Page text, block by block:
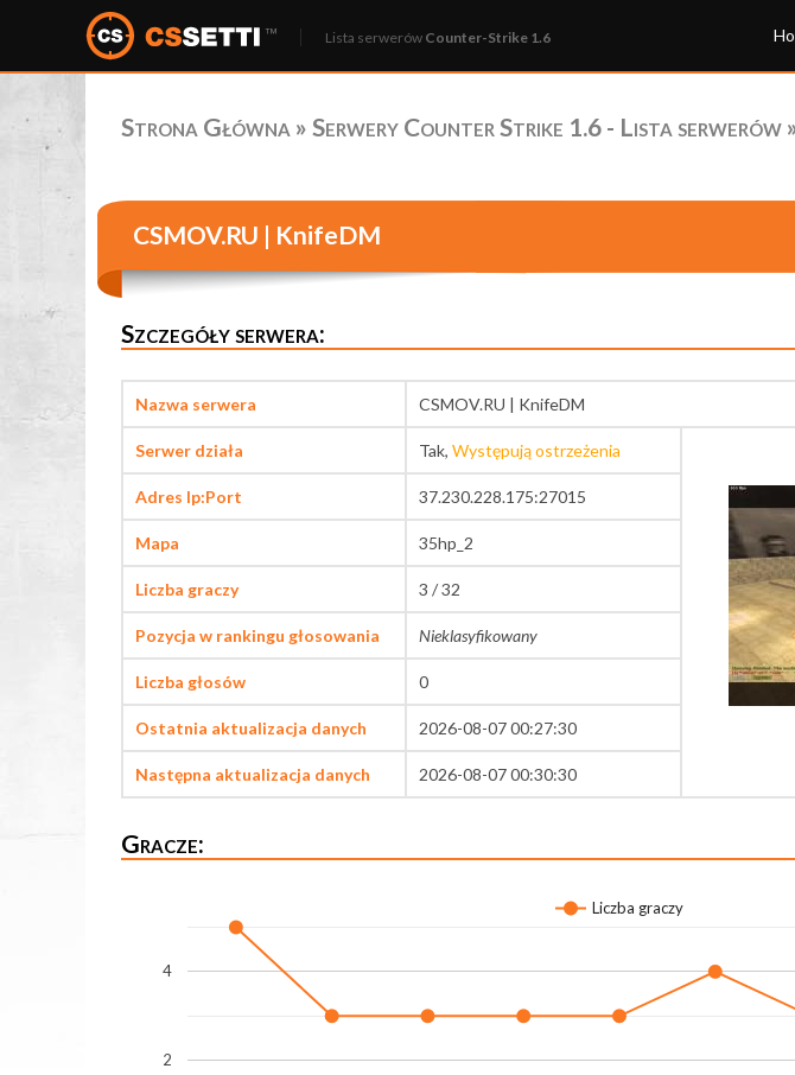
Lista serwerów Counter-Strike 1.6
Strona Główna » Serwery Counter Strike 1.6 - Lista serwerów
CSMOV.RU | KnifeDM
Szczegóły serwera:
Nazwa serwera CSMOV.RU | KnifeDM
Serwer działa Tak, Występują ostrzeżenia
Adres Ip:Port 37.230.228.175:27015
Mapa 35hp_2
Liczba graczy 3 / 32
Pozycja w rankingu głosowania Nieklasyfikowany
Liczba głosów 0
Ostatnia aktualizacja danych 2026-08-07 00:27:30
Następna aktualizacja danych 2026-08-07 00:30:30
Gracze:
Liczba graczy
2
4